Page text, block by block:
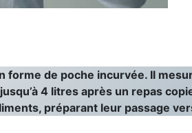
forme de poche incurvée. Il
4 litres après un repas
préparant leur passage